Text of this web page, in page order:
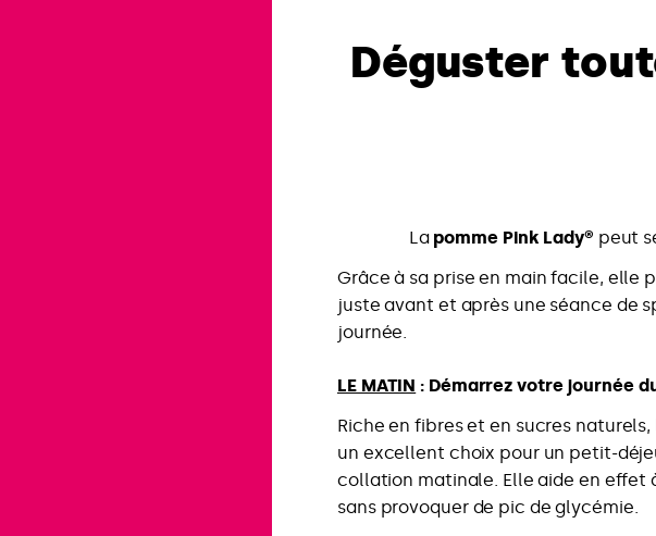
Déguster
La pomme Pink Lady® peut
Grâce à sa prise en main facile, elle
juste avant et après une séance de
journée.
LE MATIN : Démarrez votre journée
Riche en fibres et en sucres
un excellent choix pour un petit-
collation matinale. Elle aide en effet
sans provoquer de pic de glycémie.